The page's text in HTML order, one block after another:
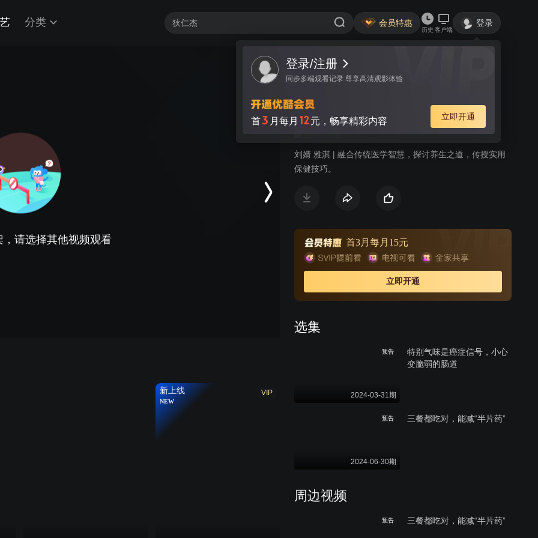
分类 会员特惠
历史 客户端
登录
请选择其他视频观看
视频 讨论
养生堂 2024
刘婧 雅淇 | 融合传统医学智慧，探讨养生之道，传授实用
保健技巧。
首3月每月15元
立即开通
选集
预告
2024-03-31期
特别气味是癌症信号，小心
变脆弱的肠道
预告
2024-06-30期
三餐都吃对，能减“半片药”
周边视频
预告 三餐都吃对，能减“半片药”
VIP
新上线
NEW